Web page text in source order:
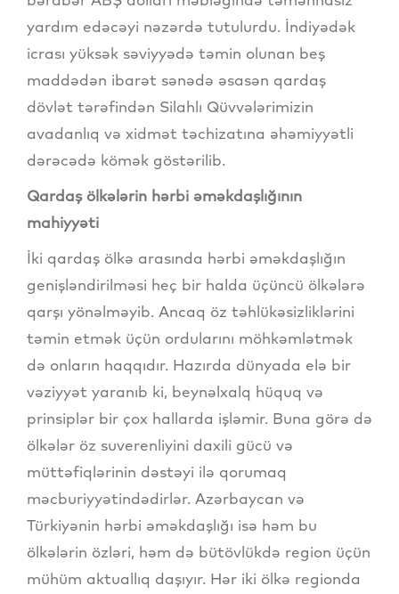
yardım edəcəyi nəzərdə tutulurdu. İndiyədək
icrası yüksək səviyyədə təmin olunan beş
maddədən ibarət sənədə əsasən qardaş
dövlət tərəfindən Silahlı Qüvvələrimizin
avadanlıq və xidmət təchizatına əhəmiyyətli
dərəcədə kömək göstərilib.
Qardaş ölkələrin hərbi əməkdaşlığının
mahiyyəti
İki qardaş ölkə arasında hərbi əməkdaşlığın
genişləndirilməsi heç bir halda üçüncü ölkələrə
qarşı yönəlməyib. Ancaq öz təhlükəsizliklərini
təmin etmək üçün ordularını möhkəmlətmək
də onların haqqıdır. Hazırda dünyada elə bir
vəziyyət yaranıb ki, beynəlxalq hüquq və
prinsiplər bir çox hallarda işləmir. Buna görə də
ölkələr öz suverenliyini daxili gücü və
müttəfiqlərinin dəstəyi ilə qorumaq
məcburiyyətindədirlər. Azərbaycan və
Türkiyənin hərbi əməkdaşlığı isə həm bu
ölkələrin özləri, həm də bütövlükdə region üçün
mühüm aktuallıq daşıyır. Hər iki ölkə regionda